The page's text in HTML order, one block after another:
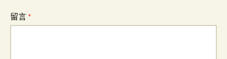
留言 *